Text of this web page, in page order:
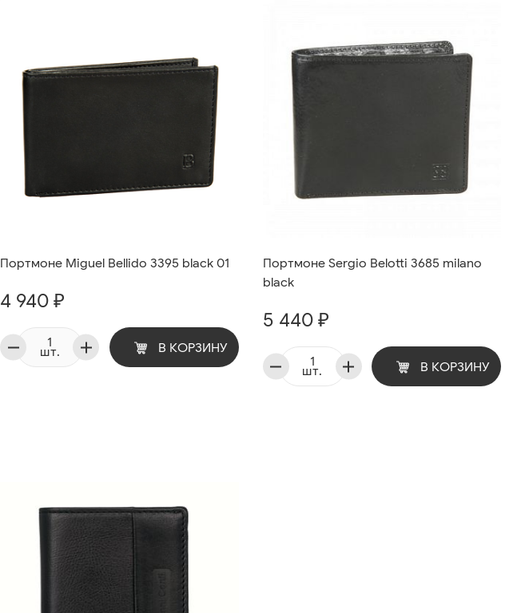
Портмоне Miguel Bellido 3395 black 01
4 940 ₽
шт. В КОРЗИНУ
Портмоне Sergio Belotti 3685 milano
black
5 440 ₽
шт. В КОРЗИНУ